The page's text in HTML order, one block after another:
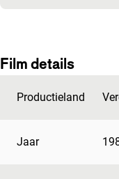
Film details
Productieland
Jaar